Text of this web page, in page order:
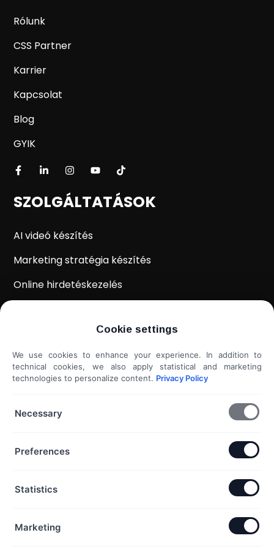
Rólunk
CSS Partner
Karrier
Kapcsolat
Blog
GYIK
SZOLGÁLTATÁSOK
AI videó készítés
Marketing stratégia készítés
Online hirdetéskezelés
Weboldal kiértékelés
Shoprenter / Unas webshop készítés
Hideg e-mail megkeresés
További szolgáltatások...
+36 20 453 3533
Iroda:
Cookie settings
We use cookies to enhance your experience. In addition to
technical cookies, we also apply statistical and marketing
technologies to personalize content. Privacy Policy
Necessary
Preferences
Statistics
Marketing